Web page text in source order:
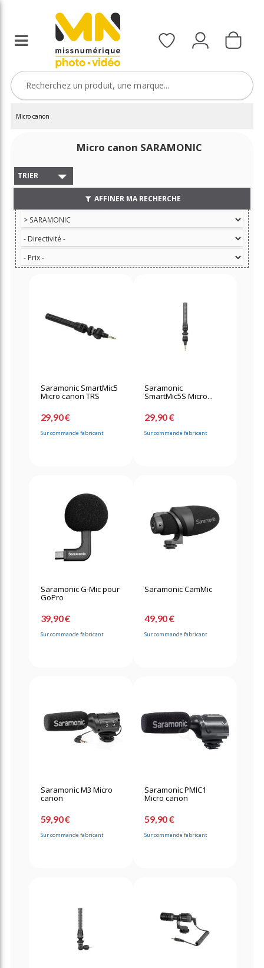
Micro canon
Micro canon SARAMONIC
TRIER
AFFINER MA RECHERCHE
Saramonic SmartMic5
Micro canon TRS
29,90 €
Sur commande fabricant
Saramonic
SmartMic5S Micro...
29,90 €
Sur commande fabricant
Saramonic G-Mic pour
GoPro
39,90 €
Sur commande fabricant
Saramonic CamMic
49,90 €
Sur commande fabricant
Saramonic M3 Micro
canon
59,90 €
Sur commande fabricant
Saramonic PMIC1
Micro canon
59,90 €
Sur commande fabricant